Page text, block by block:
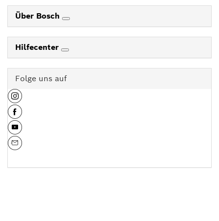
Über Bosch
Hilfecenter
Folge uns auf